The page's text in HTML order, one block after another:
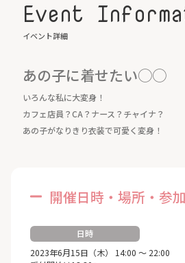
Event
イベント詳細
あの子に着せたい◯◯
いろんな私に大変身！
カフェ店員？CA？ナース？チャイナ？
あの子がなりきり衣装で可愛く変身！
開催日時・場所・参
日時
2023年6月15日（木） 14:00 ～ 22:00